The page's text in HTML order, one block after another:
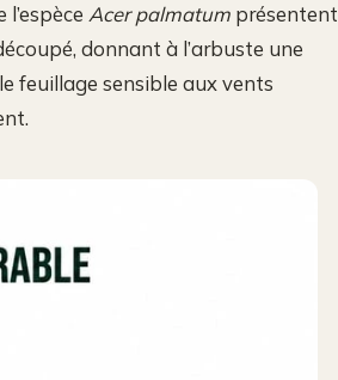
l’espèce Acer palmatum présentent
donnant à l’arbuste une
feuillage sensible aux vents